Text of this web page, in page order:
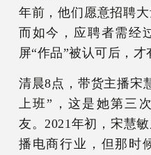
年前，他们愿意招聘
而如今，应聘者需经
屏“作品”被认可后，才
清晨8点，带货主播宋
上班”，这是她第三
友。2021年初，宋慧
播电商行业，但那时